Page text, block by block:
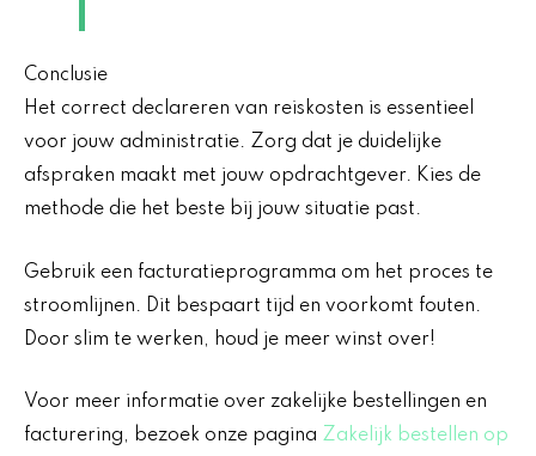
Conclusie
Het correct declareren van reiskosten is essentieel
voor jouw administratie. Zorg dat je duidelijke
afspraken maakt met jouw opdrachtgever. Kies de
methode die het beste bij jouw situatie past.
Gebruik een facturatieprogramma om het proces te
stroomlijnen. Dit bespaart tijd en voorkomt fouten.
Door slim te werken, houd je meer winst over!
Voor meer informatie over zakelijke bestellingen en
facturering, bezoek onze pagina Zakelijk bestellen op